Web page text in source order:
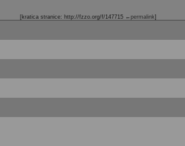
[kratica stranice: http://fzzo.org/f/147715 ←permalink]